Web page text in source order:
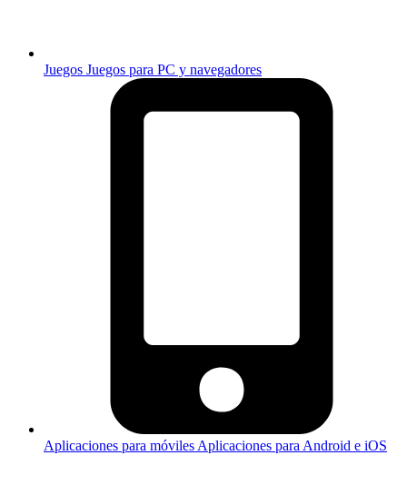
Juegos Juegos para PC y navegadores
Aplicaciones para móviles Aplicaciones para Android e iOS